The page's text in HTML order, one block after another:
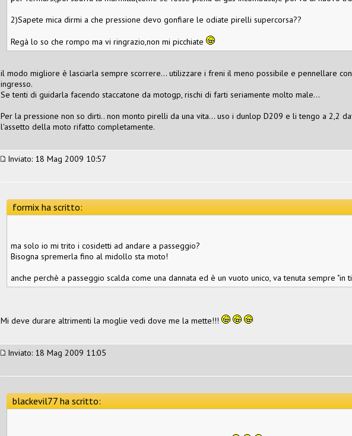
2)Sapete mica dirmi a che pressione devo gonfiare le odiate pirelli supercorsa??
Regà lo so che rompo ma vi ringrazio,non mi picchiate
il modo migliore è lasciarla sempre scorrere... utilizzare i freni il meno possibile e pennellare
ingresso.
Se tenti di guidarla facendo staccatone da motogp, rischi di farti seriamente molto male...
Per la pressione non so dirti.. non monto pirelli da una vita... uso i dunlop D209 e li tengo a 2,2
l'assetto della moto rifatto completamente.
Inviato: 18 Mag 2009 10:57
formix ha scritto:
ma solo io mi trito i cosidetti ad andare a passeggio?
Bisogna spremerla fino al midollo sta moto!
anche perchè a passeggio scalda come una dannata ed è un vuoto unico, va tenuta sempre "in
Mi deve durare altrimenti la moglie vedi dove me la mette!!!
Inviato: 18 Mag 2009 11:05
blackevil77 ha scritto: